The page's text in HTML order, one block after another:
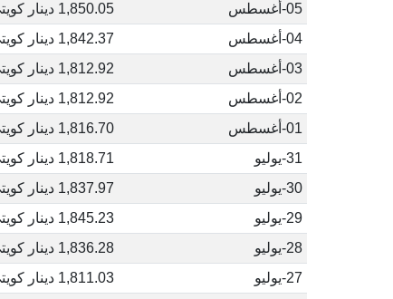
05-أغسطس
1,850.05 دينار كويتي
04-أغسطس
1,842.37 دينار كويتي
03-أغسطس
1,812.92 دينار كويتي
02-أغسطس
1,812.92 دينار كويتي
01-أغسطس
1,816.70 دينار كويتي
31-يوليو
1,818.71 دينار كويتي
30-يوليو
1,837.97 دينار كويتي
29-يوليو
1,845.23 دينار كويتي
28-يوليو
1,836.28 دينار كويتي
27-يوليو
1,811.03 دينار كويتي